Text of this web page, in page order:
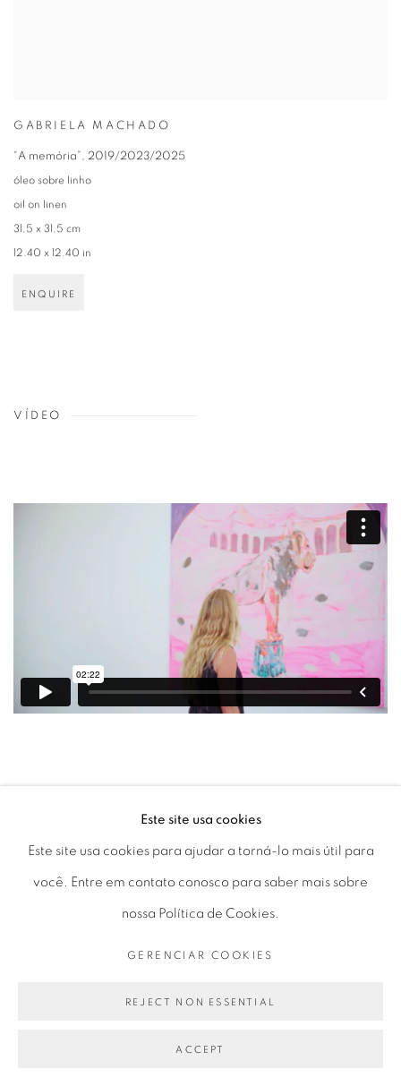
GABRIELA MACHADO
“A memória”, 2019/2023/2025
óleo sobre linho
oil on linen
31,5 x 31,5 cm
12.40 x 12.40 in
ENQUIRE
VÍDEO
ARTISTA RELACIONADO
GABRIELA MACHADO
Este site usa cookies
Este site usa cookies para ajudar a torná-lo mais útil para
você. Entre em contato conosco para saber mais sobre
nossa Política de Cookies.
GERENCIAR COOKIES
REJECT NON ESSENTIAL
ACCEPT